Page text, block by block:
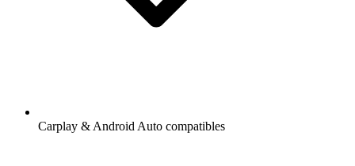
Carplay & Android Auto compatibles